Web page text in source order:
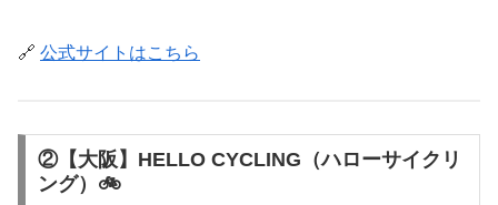
🔗 公式サイトはこちら
②【大阪】HELLO CYCLING（ハローサイクリ
ング）🚲